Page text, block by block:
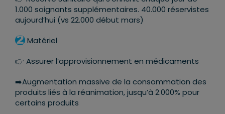
1.000 soignants supplémentaires. 40.000 réservistes
aujourd’hui (vs 22.000 début mars)
Matériel
👉Assurer l’approvisionnement en médicaments
➡️Augmentation massive de la consommation des
produits liés à la réanimation, jusqu’à 2.000% pour
certains produits